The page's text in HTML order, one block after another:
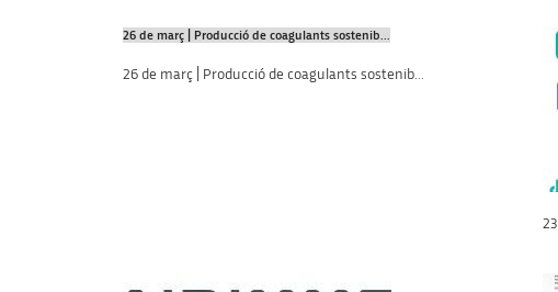
26 de març | Producció de coagulants sostenib...
26 de març | Producció de coagulants sostenib...